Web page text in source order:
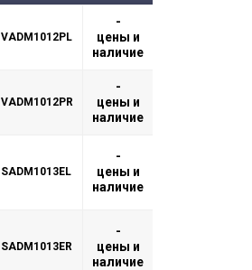
VADM1012PL
-
цены и
наличие
VADM1012PR
-
цены и
наличие
SADM1013EL
-
цены и
наличие
SADM1013ER
-
цены и
наличие